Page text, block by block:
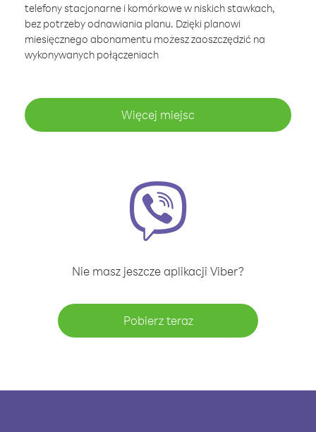
telefony stacjonarne i komórkowe w niskich stawkach,
bez potrzeby odnawiania planu. Dzięki planowi
miesięcznego abonamentu możesz zaoszczędzić na
wykonywanych połączeniach
Więcej miejsc
Nie masz jeszcze aplikacji Viber?
Pobierz teraz